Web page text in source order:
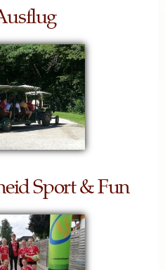
Sport & Fun